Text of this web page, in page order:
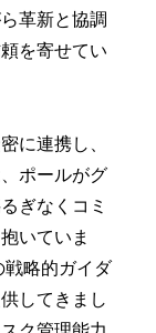
革新と協調
を寄せてい
に連携し、
ポールがグ
ぎなくコミ
いていま
略的ガイダ
してきまし